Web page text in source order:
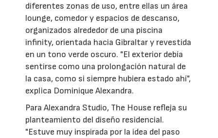
diferentes zonas de uso, entre ellas un área
lounge, comedor y espacios de descanso,
organizados alrededor de una piscina
infinity, orientada hacia Gibraltar y revestida
en un tono verde oscuro. "El exterior debía
sentirse como una prolongación natural de
la casa, como si siempre hubiera estado ahí",
explica Dominique Alexandra.
Para Alexandra Studio, The House refleja su
planteamiento del diseño residencial.
"Estuve muy inspirada por la idea del paso